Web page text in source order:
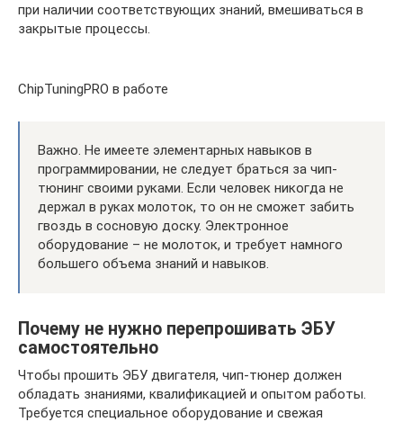
при наличии соответствующих знаний, вмешиваться в
закрытые процессы.
ChipTuningPRO в работе
Важно. Не имеете элементарных навыков в
программировании, не следует браться за чип-
тюнинг своими руками. Если человек никогда не
держал в руках молоток, то он не сможет забить
гвоздь в сосновую доску. Электронное
оборудование – не молоток, и требует намного
большего объема знаний и навыков.
Почему не нужно перепрошивать ЭБУ
самостоятельно
Чтобы прошить ЭБУ двигателя, чип-тюнер должен
обладать знаниями, квалификацией и опытом работы.
Требуется специальное оборудование и свежая